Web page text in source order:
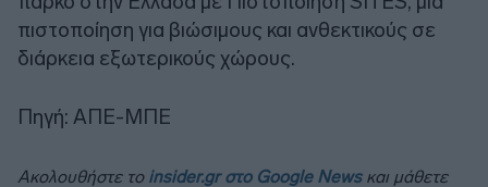
πιστοποίηση για βιώσιμους και ανθεκτικούς σε
διάρκεια εξωτερικούς χώρους.
Πηγή: ΑΠΕ-ΜΠΕ
Ακολουθήστε το insider.gr στο Google Newsκαι μάθετε